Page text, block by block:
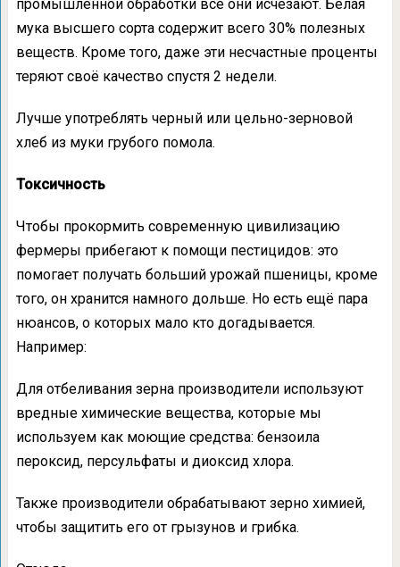
промышленной обработки все они исчезают. Белая
мука высшего сорта содержит всего 30% полезных
веществ. Кроме того, даже эти несчастные проценты
теряют своё качество спустя 2 недели.
Лучше употреблять черный или цельно-зерновой
хлеб из муки грубого помола.
Токсичность
Чтобы прокормить современную цивилизацию
фермеры прибегают к помощи пестицидов: это
помогает получать больший урожай пшеницы, кроме
того, он хранится намного дольше. Но есть ещё пара
нюансов, о которых мало кто догадывается.
Например:
Для отбеливания зерна производители используют
вредные химические вещества, которые мы
используем как моющие средства: бензоила
пероксид, персульфаты и диоксид хлора.
Также производители обрабатывают зерно химией,
чтобы защитить его от грызунов и грибка.